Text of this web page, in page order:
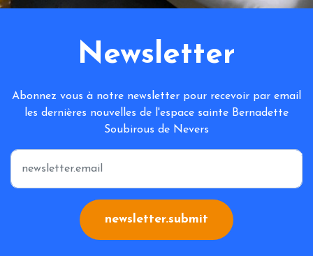
Newsletter
Abonnez vous à notre newsletter pour recevoir par email
les dernières nouvelles de l'espace sainte Bernadette
Soubirous de Nevers
*
newsletter.submit